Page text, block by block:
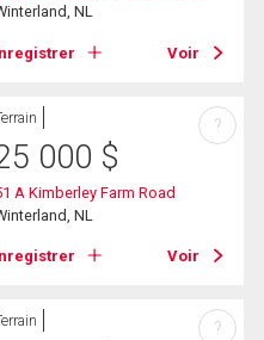
NL
Voir
000 $
A Kimberley Farm Road
NL
Voir
?
?